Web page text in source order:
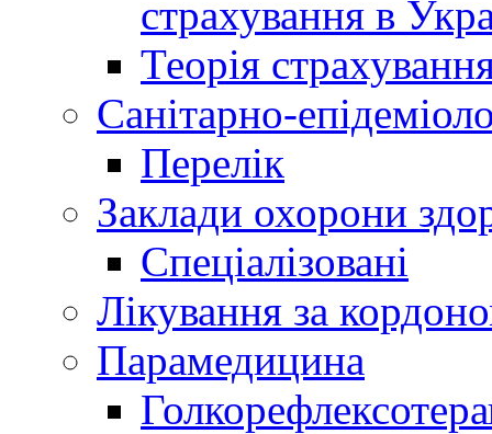
страхування в
Теорія
Санітарно-
Перелік
Заклади охорони
Спеціалізовані
Лікування за
Парамедицина